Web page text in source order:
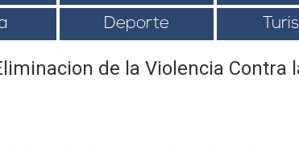
Deporte
de la Violencia Contra